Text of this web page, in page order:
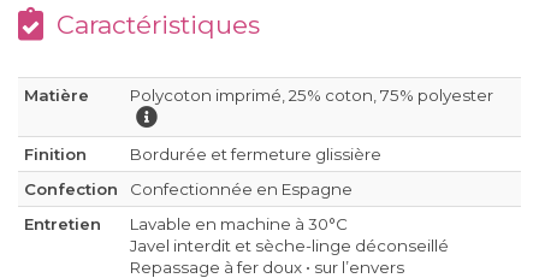
Caractéristiques
Matière Polycoton imprimé, 25% coton, 75% polyester
Finition
Bordurée et fermeture glissière
Confection
Confectionnée en Espagne
Entretien
Lavable en machine à 30°C
Javel interdit et sèche-linge déconseillé
Repassage à fer doux • sur l’envers